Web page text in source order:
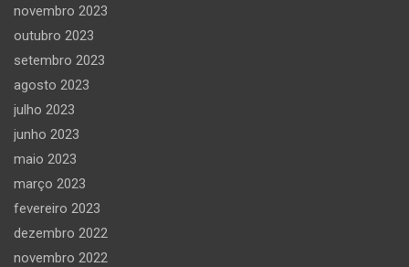
novembro 2023
outubro 2023
setembro 2023
agosto 2023
julho 2023
junho 2023
maio 2023
março 2023
fevereiro 2023
dezembro 2022
novembro 2022